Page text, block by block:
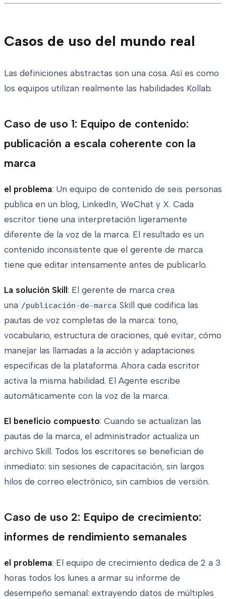
Casos de uso del mundo real
Las definiciones abstractas son una cosa. Así es como
los equipos utilizan realmente las habilidades Kollab.
Caso de uso 1: Equipo de contenido:
publicación a escala coherente con la
marca
el problema: Un equipo de contenido de seis personas
publica en un blog, LinkedIn, WeChat y X. Cada
escritor tiene una interpretación ligeramente
diferente de la voz de la marca. El resultado es un
contenido inconsistente que el gerente de marca
tiene que editar intensamente antes de publicarlo.
La solución Skill: El gerente de marca crea
una /publicación-de-marca Skill que codifica las
pautas de voz completas de la marca: tono,
vocabulario, estructura de oraciones, qué evitar, cómo
manejar las llamadas a la acción y adaptaciones
específicas de la plataforma. Ahora cada escritor
activa la misma habilidad. El Agente escribe
automáticamente con la voz de la marca.
El beneficio compuesto: Cuando se actualizan las
pautas de la marca, el administrador actualiza un
archivo Skill. Todos los escritores se benefician de
inmediato: sin sesiones de capacitación, sin largos
hilos de correo electrónico, sin cambios de versión.
Caso de uso 2: Equipo de crecimiento:
informes de rendimiento semanales
el problema: El equipo de crecimiento dedica de 2 a 3
horas todos los lunes a armar su informe de
desempeño semanal: extrayendo datos de múltiples